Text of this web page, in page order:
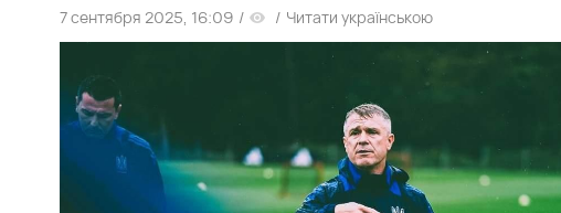
7 сентября 2025, 16:09 / / Читати українською